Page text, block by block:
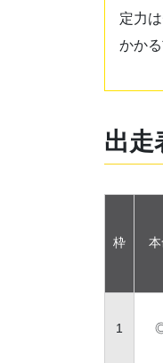
定力
かか
出走
枠 本
1